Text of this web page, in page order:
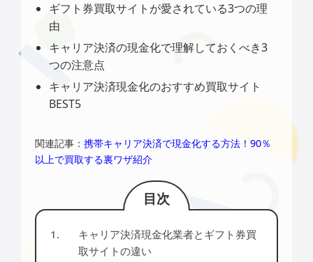
ギフト券買取サイトが愛されている3つの理
由
キャリア決済の現金化で理解しておくべき3
つの注意点
キャリア決済現金化のおすすめ買取サイト
BEST5
関連記事： 携帯キャリア決済で現金化する方法！90％
以上で買取する裏ワザ紹介
キャリア決済現金化業者とギフト券買
取サイトの違い